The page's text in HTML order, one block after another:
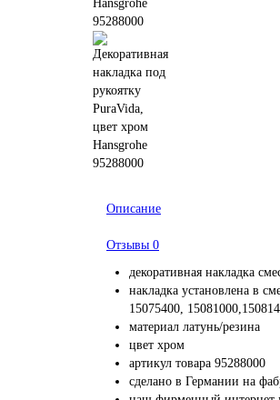
Описание
Отзывы 0
декоративная накладка
накладка установлена в
15075400,
материал латунь/резина
цвет хром
артикул товара 95288000
сделано в Германии на